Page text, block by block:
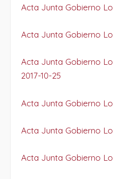
Acta Junta Gobierno
Acta Junta Gobierno
Acta Junta Gobierno
2017-10-25
Acta Junta Gobierno
Acta Junta Gobierno
Acta Junta Gobierno